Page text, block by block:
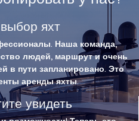
яхт
Наша команда,
людей, маршрут и очень
в пути запланировано. Это
аренды яхты.
увидеть